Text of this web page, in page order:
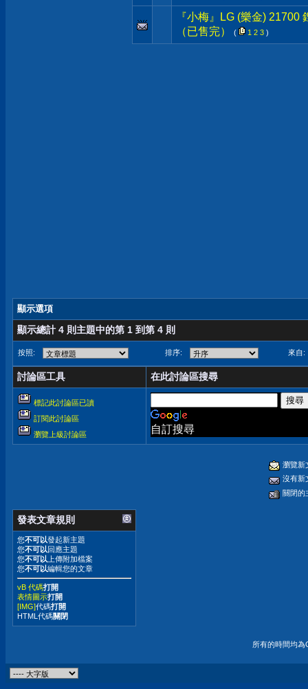
『小梅』LG (樂金)
（已售完）
( 1 2 3 )
顯示選項
顯示總計 4 則主題中的第 1 到第 4 則
按照: 排序: 來自:
討論區工具 在此討論區搜尋
標記此討論區已讀
訂閱此討論區
瀏覽上級討論區
自訂搜尋
瀏覽新
沒有新
關閉的
發表文章規則
您不可以發起新主題
您不可以回應主題
您不可以 上傳附加檔案
您不可以編輯您的文章
vB 代碼打開
表情圖示打開
[IMG]代碼打開
HTML代碼關閉
所有的時間均為